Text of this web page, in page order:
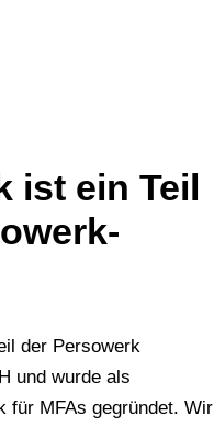
ist ein Teil
der Persowerk
und wurde als
für MFAs gegründet. Wir